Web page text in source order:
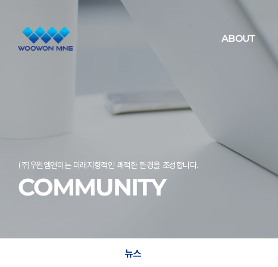
ABOUT
(주)우원엠앤이는 미래지향적인 쾌적한 환경을 조성합니다.
COMMUNITY
뉴스